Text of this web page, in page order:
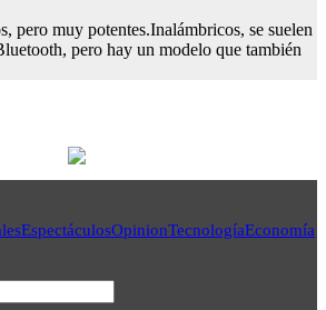
pero muy potentes.Inalámbricos, se suelen
pero hay un modelo que también
EspectáculosOpinionTecnologíaEconomía